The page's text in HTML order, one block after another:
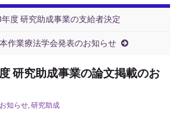
度 研究助成事業の支給者決定
作業療法学会発表のお知らせ
研究助成事業の論文掲載のお
お知らせ, 研究助成